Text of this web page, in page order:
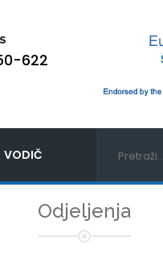
622
VODIČ
Odjeljenja